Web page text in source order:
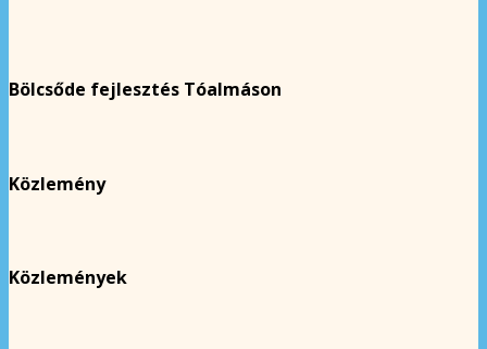
Bölcsőde fejlesztés Tóalmáson
Közlemény
Közlemények